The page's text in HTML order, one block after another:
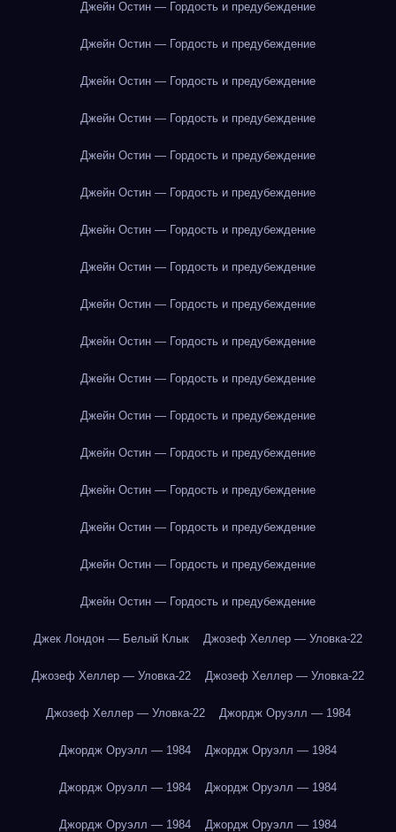
Джейн Остин — Гордость и предубеждение
Джейн Остин — Гордость и предубеждение
Джейн Остин — Гордость и предубеждение
Джейн Остин — Гордость и предубеждение
Джейн Остин — Гордость и предубеждение
Джейн Остин — Гордость и предубеждение
Джейн Остин — Гордость и предубеждение
Джейн Остин — Гордость и предубеждение
Джейн Остин — Гордость и предубеждение
Джейн Остин — Гордость и предубеждение
Джейн Остин — Гордость и предубеждение
Джейн Остин — Гордость и предубеждение
Джейн Остин — Гордость и предубеждение
Джейн Остин — Гордость и предубеждение
Джейн Остин — Гордость и предубеждение
Джейн Остин — Гордость и предубеждение
Джейн Остин — Гордость и предубеждение
Джек Лондон — Белый Клык Джозеф Хеллер — Уловка-22
Джозеф Хеллер — Уловка-22 Джозеф Хеллер — Уловка-22
Джозеф Хеллер — Уловка-22 Джордж Оруэлл — 1984
Джордж Оруэлл — 1984 Джордж Оруэлл — 1984
Джордж Оруэлл — 1984 Джордж Оруэлл — 1984
Джордж Оруэлл — 1984 Джордж Оруэлл — 1984